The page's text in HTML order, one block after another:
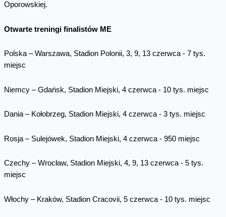
Oporowskiej.
Otwarte treningi finalistów ME
Polska – Warszawa, Stadion Polonii, 3, 9, 13 czerwca - 7 tys.
miejsc
Niemcy – Gdańsk, Stadion Miejski, 4 czerwca - 10 tys. miejsc
Dania – Kołobrzeg, Stadion Miejski, 4 czerwca - 3 tys. miejsc
Rosja – Sulejówek, Stadion Miejski, 4 czerwca - 950 miejsc
Czechy – Wrocław, Stadion Miejski, 4, 9, 13 czerwca - 5 tys.
miejsc
Włochy – Kraków, Stadion Cracovii, 5 czerwca - 10 tys. miejsc